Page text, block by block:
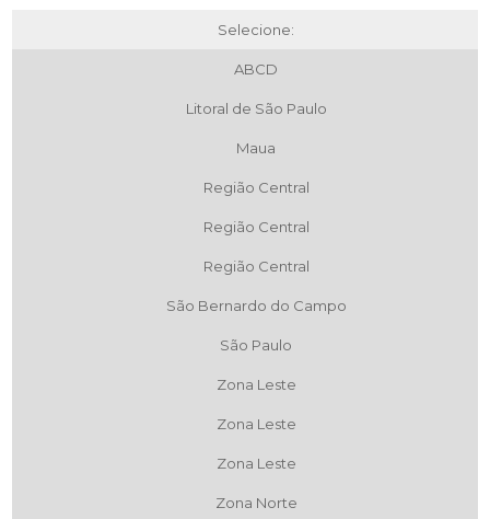
Selecione:
ABCD
Litoral de São Paulo
Maua
Região Central
Região Central
Região Central
São Bernardo do Campo
São Paulo
Zona Leste
Zona Leste
Zona Leste
Zona Norte